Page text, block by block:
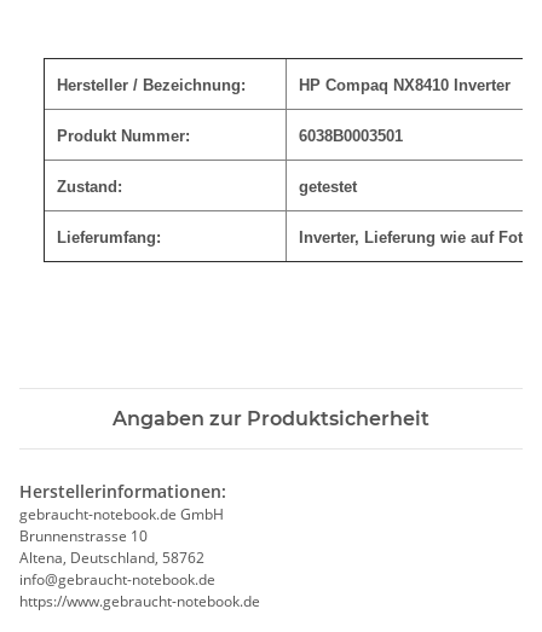
Hersteller / Bezeichnung: HP Compaq NX8410 Inverter
Produkt Nummer: 6038B0003501
Zustand: getestet
Lieferumfang: Inverter, Lieferung wie auf Foto
Angaben zur Produktsicherheit
Herstellerinformationen:
gebraucht-notebook.de GmbH
Brunnenstrasse 10
Altena, Deutschland, 58762
info@gebraucht-notebook.de
https://www.gebraucht-notebook.de